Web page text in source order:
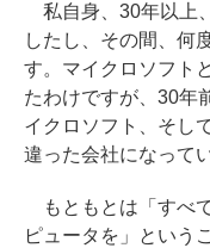
私自身、30年以上
したし、その間、何
す。マイクロソフト
たわけですが、30年
イクロソフト、そし
違った会社になって
もともとは「すべ
ピュータを」という